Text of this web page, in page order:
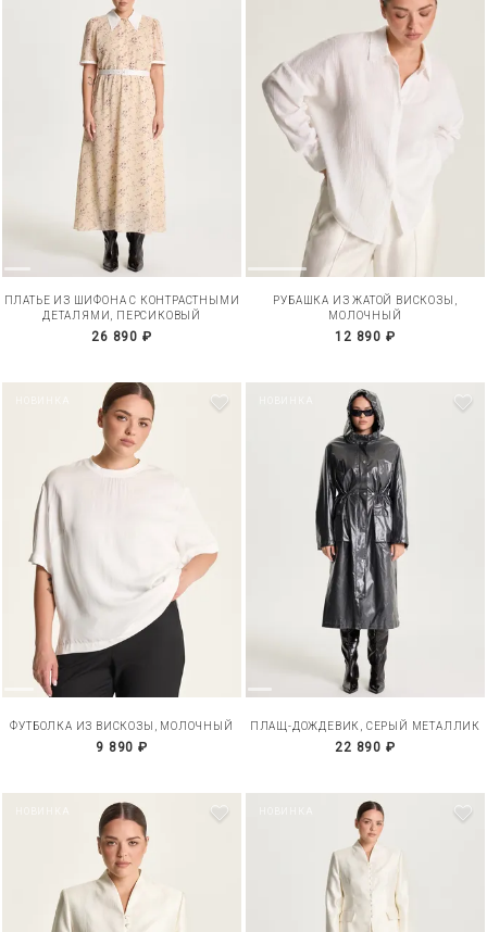
ПЛАТЬЕ ИЗ ШИФОНА С КОНТРАСТНЫМИ
ДЕТАЛЯМИ, ПЕРСИКОВЫЙ
26 890 ₽
РУБАШКА ИЗ ЖАТОЙ ВИСКОЗЫ,
МОЛОЧНЫЙ
12 890 ₽
ФУТБОЛКА ИЗ ВИСКОЗЫ, МОЛОЧНЫЙ
9 890 ₽
ПЛАЩ-ДОЖДЕВИК, СЕРЫЙ МЕТАЛЛИК
22 890 ₽